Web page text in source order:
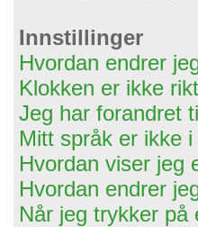
Innstillinger
Hvordan endrer
Klokken er ikke
Jeg har forandret
Mitt språk er ikke i
Hvordan viser jeg
Hvordan endrer
Når jeg trykker på